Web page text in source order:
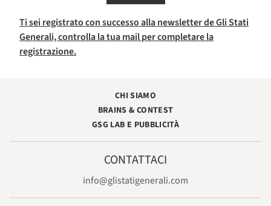
Ti sei registrato con successo alla newsletter de Gli Stati
Generali, controlla la tua mail per completare la
registrazione.
CHI SIAMO
BRAINS & CONTEST
GSG LAB E PUBBLICITÀ
CONTATTACI
info@glistatigenerali.com